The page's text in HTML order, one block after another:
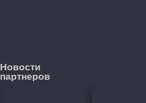
Новости
партнеров